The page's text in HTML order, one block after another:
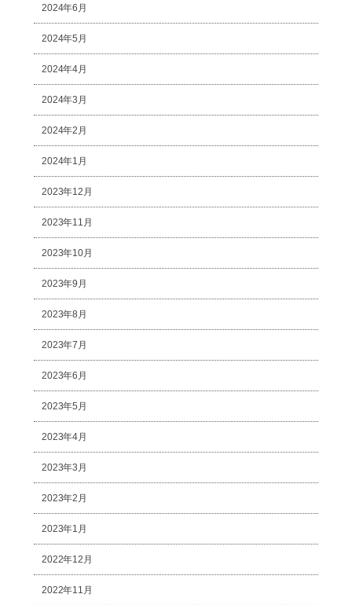
2024年6月
2024年5月
2024年4月
2024年3月
2024年2月
2024年1月
2023年12月
2023年11月
2023年10月
2023年9月
2023年8月
2023年7月
2023年6月
2023年5月
2023年4月
2023年3月
2023年2月
2023年1月
2022年12月
2022年11月